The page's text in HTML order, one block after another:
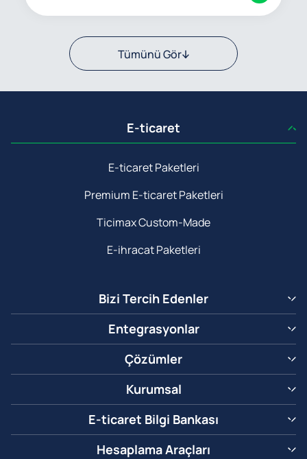
Tümünü Gör
E-ticaret
E-ticaret Paketleri
Premium E-ticaret Paketleri
Ticimax Custom-Made
E-ihracat Paketleri
Bizi Tercih Edenler
Entegrasyonlar
Çözümler
Kurumsal
E-ticaret Bilgi Bankası
Hesaplama Araçları